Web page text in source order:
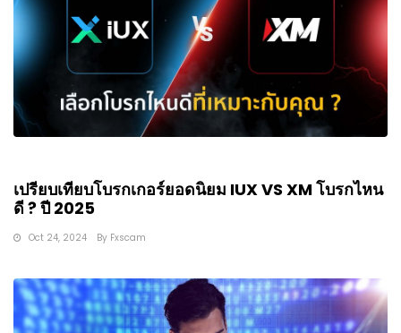
เปรียบเทียบโบรกเกอร์ยอดนิยม IUX VS XM โบรกไหน
ดี ? ปี 2025
Oct 24, 2024 By Fxscam